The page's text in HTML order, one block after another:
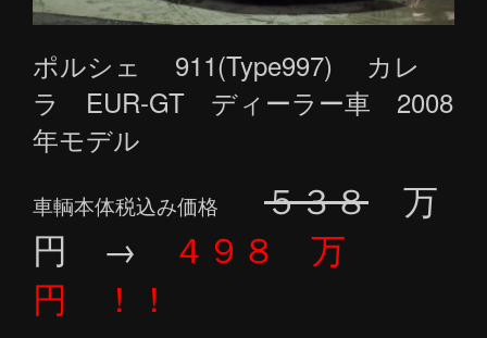
ポルシェ 911(Type997) カレ
ラ EUR-GT ディーラー車 2008
年モデル
車輌本体税込み価格 ５３８ 万
円 →
４９８ 万
円 ！！